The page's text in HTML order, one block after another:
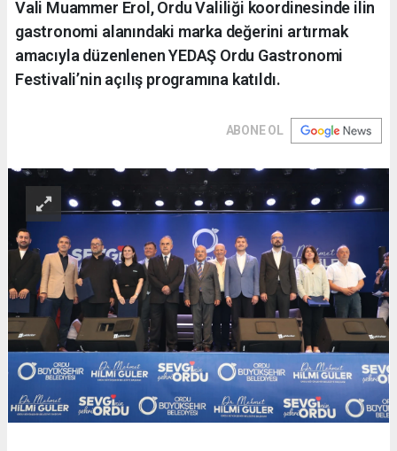
Vali Muammer Erol, Ordu Valiliği koordinesinde ilin
gastronomi alanındaki marka değerini artırmak
amacıyla düzenlenen YEDAŞ Ordu Gastronomi
Festivali’nin açılış programına katıldı.
ABONE OL